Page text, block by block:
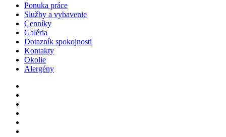
Ponuka práce
Služby a vybavenie
Cenníky
Galéria
Dotazník spokojnosti
Kontakty
Okolie
Alergény